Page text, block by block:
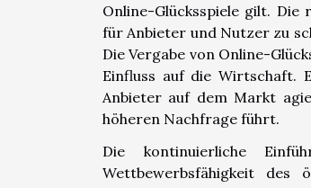
Online-Glücksspiele gilt. Die
für Anbieter und Nutzer zu
Die Vergabe von Online-
Einfluss auf die Wirtschaft.
Anbieter auf dem Markt
höheren Nachfrage führt.
Die kontinuierliche
Wettbewerbsfähigkeit des